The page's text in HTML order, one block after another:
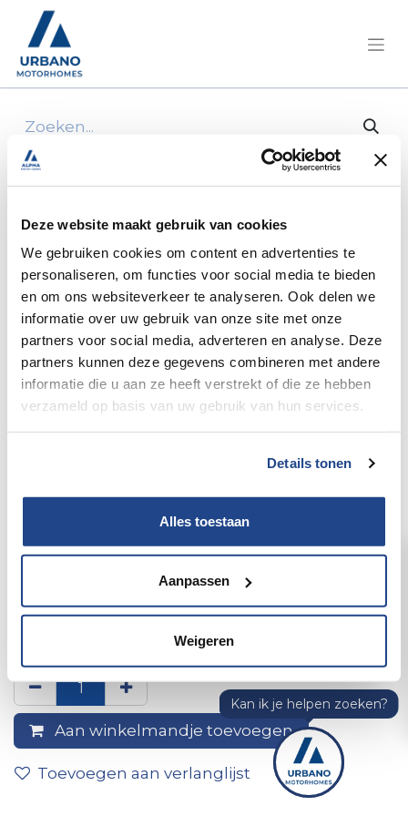
Deze website maakt gebruik van cookies
We gebruiken cookies om content en advertenties te
personaliseren, om functies voor social media te bieden
en om ons websiteverkeer te analyseren. Ook delen we
informatie over uw gebruik van onze site met onze
partners voor social media, adverteren en analyse. Deze
partners kunnen deze gegevens combineren met andere
informatie die u aan ze heeft verstrekt of die ze hebben
verzameld op basis van uw gebruik van hun services.
Details tonen
Alles toestaan
Aanpassen
Weigeren
Alle producten
AFDEKKING ACHTERDEUR RECHTS
AFDEKKING ACHTERDEUR
RECHTS
Aan winkelmandje toevoegen
Toevoegen aan verlanglijst